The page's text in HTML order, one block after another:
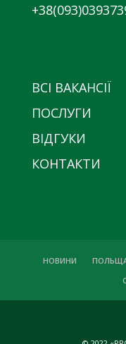
ВСІ ВАКАНСІЇ
ПОСЛУГИ
ВІДГУКИ
КОНТАКТИ
НОВИНИ